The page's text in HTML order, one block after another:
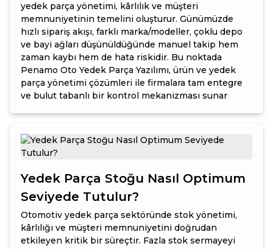
yedek parça yönetimi, kârlılık ve müşteri
memnuniyetinin temelini oluşturur. Günümüzde
hızlı sipariş akışı, farklı marka/modeller, çoklu depo
ve bayi ağları düşünüldüğünde manuel takip hem
zaman kaybı hem de hata riskidir. Bu noktada
Penamo Oto Yedek Parça Yazılımı, ürün ve yedek
parça yönetimi çözümleri ile firmalara tam entegre
ve bulut tabanlı bir kontrol mekanizması sunar
Yedek Parça Stoğu Nasıl Optimum
Seviyede Tutulur?
Otomotiv yedek parça sektöründe stok yönetimi,
kârlılığı ve müşteri memnuniyetini doğrudan
etkileyen kritik bir süreçtir. Fazla stok sermayeyi